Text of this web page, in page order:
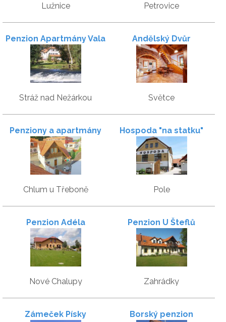
Lužnice Petrovice
Penzion Apartmány Vala
Stráž nad Nežárkou
Andělský Dvůr
Světce
Penziony a apartmány
Červený
Chlum u Třeboně
Hospoda "na statku"
Pole
Penzion Adéla
Nové Chalupy
Penzion U Šteflů
Zahrádky
Zámeček Písky Borský penzion